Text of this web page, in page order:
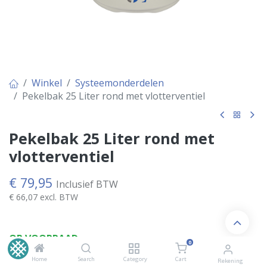
Home Search Category
0
Cart Rekening
Winkel
Systeemonderdelen
Pekelbak 25 Liter rond met vlotterventiel
Pekelbak 25 Liter rond met
vlotterventiel
€ 79,95 Inclusief BTW
€ 66,07 excl. BTW
OP VOORRAAD